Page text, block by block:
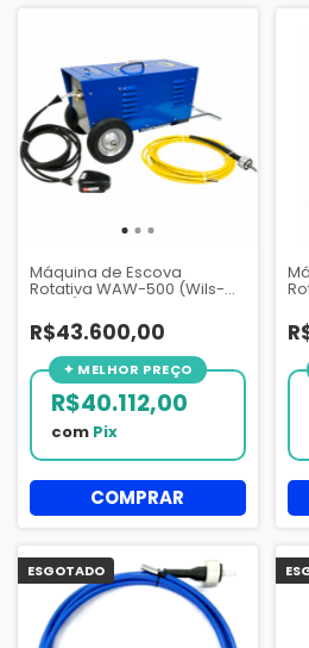
Máquina de Escova
Rotativa WAW-500 (Wils-
Away) para Limpeza de
Tubos de Chillers e
Trocadores de Calor |
Thomas C. Wilson
R$43.600,00
R$40.112,00
com Pix
ESGOTADO